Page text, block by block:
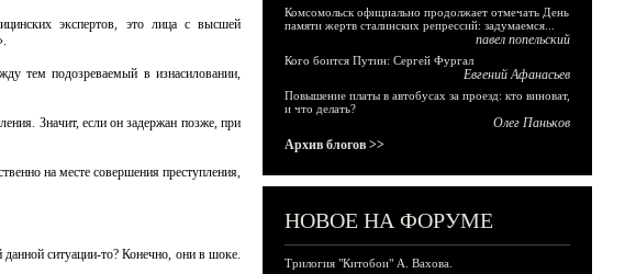
экспертов, это лица с высшей
тем подозреваемый в изнасиловании,
Значит, если он задержан позже, при
на месте совершения преступления,
ситуации-то? Конечно, они в шоке.
Комсомольск официально продолжает отмечать День
памяти жертв сталинских репрессий: задумаемся...
павел попельский
Кого боится Путин: Сергей Фургал
Евгений Афанасьев
Повышение платы в автобусах за проезд: кто виноват,
и что делать?
Олег Паньков
Архив блогов >>
НОВОЕ НА ФОРУМЕ
Трилогия "Китобои" А. Вахова.